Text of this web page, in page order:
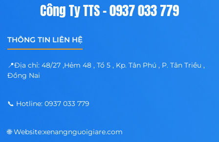
Công Ty TTS - 0937 033 779
THÔNG TIN LIÊN HỆ
📍Địa chỉ: 48/27 ,Hẻm 48 , Tổ 5 , Kp. Tân Phú , P. Tân Triều ,
Đồng Nai
📞 Hotline: 0937 033 779
🌐 Website:xenangnguoigiare.com